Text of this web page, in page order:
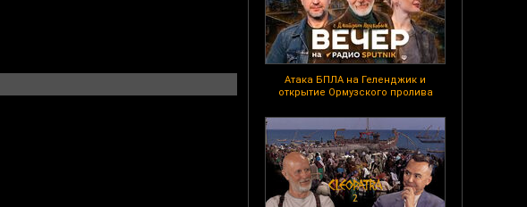
Атака БПЛА на Геленджик и
открытие Ормузского пролива